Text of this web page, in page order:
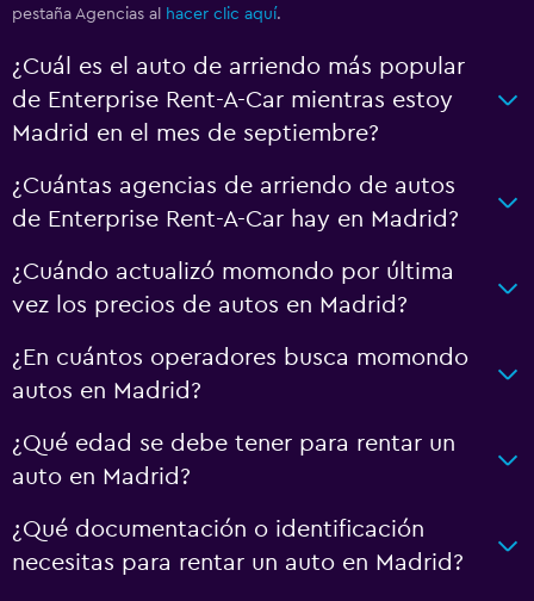
pestaña Agencias al
hacer clic aquí.
¿Cuál es el auto de arriendo más popular
de Enterprise Rent-A-Car mientras estoy
Madrid en el mes de septiembre?
¿Cuántas agencias de arriendo de autos
de Enterprise Rent-A-Car hay en Madrid?
¿Cuándo actualizó momondo por última
vez los precios de autos en Madrid?
¿En cuántos operadores busca momondo
autos en Madrid?
¿Qué edad se debe tener para rentar un
auto en Madrid?
¿Qué documentación o identificación
necesitas para rentar un auto en Madrid?